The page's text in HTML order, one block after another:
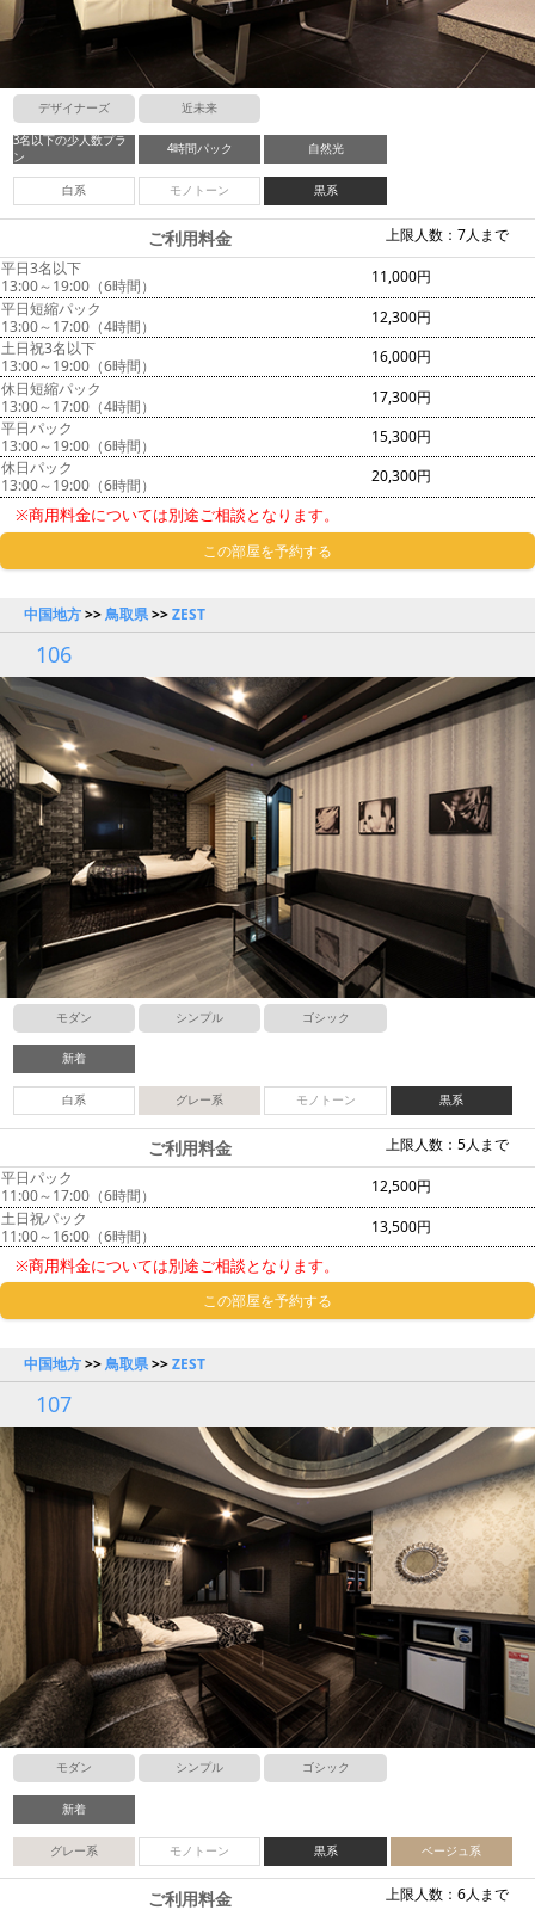
デザイナーズ 近未来
3名以下の少人数プラ
ン
4時間パック 自然光
白系 モノトーン 黒系
上限人数：7人まで
ご利用料金
平日3名以下
13:00～19:00（6時間）
11,000円
平日短縮パック
13:00～17:00（4時間）
12,300円
土日祝3名以下
13:00～19:00（6時間）
16,000円
休日短縮パック
13:00～17:00（4時間）
17,300円
平日パック
13:00～19:00（6時間）
15,300円
休日パック
13:00～19:00（6時間）
20,300円
※商用料金については別途ご相談となります。
この部屋を予約する
中国地方>>鳥取県>>ZEST
106
モダン シンプル ゴシック
新着
白系 グレー系 モノトーン 黒系
上限人数：5人まで
ご利用料金
平日パック
11:00～17:00（6時間）
12,500円
土日祝パック
11:00～16:00（6時間）
13,500円
※商用料金については別途ご相談となります。
この部屋を予約する
中国地方>>鳥取県>>ZEST
107
モダン シンプル ゴシック
新着
グレー系 モノトーン 黒系 ベージュ系
上限人数：6人まで
ご利用料金